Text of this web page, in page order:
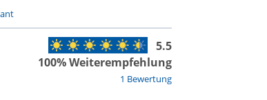
1 Bewertung
5.5
100% Weiterempfehlung